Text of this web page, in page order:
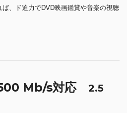
、ド迫力でDVD映画鑑賞や音楽の視聴
Mb/s対応 2.5